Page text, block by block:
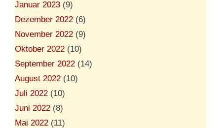
Januar 2023 (9)
Dezember 2022 (6)
November 2022 (9)
Oktober 2022 (10)
September 2022 (14)
August 2022 (10)
Juli 2022 (10)
Juni 2022 (8)
Mai 2022 (11)